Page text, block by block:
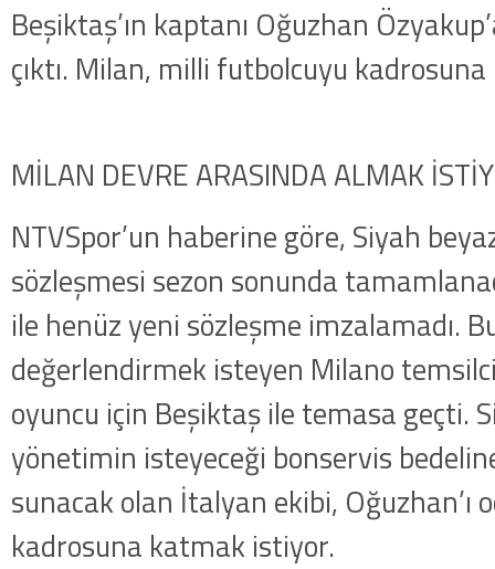
Beşiktaş’ın kaptanı Oğuzhan
çıktı. Milan, milli futbolcuyu
MİLAN DEVRE ARASINDA ALMAK
NTVSpor’un haberine göre, Siyah
sözleşmesi sezon sonunda
ile henüz yeni sözleşme imzalamadı.
değerlendirmek isteyen Milano
oyuncu için Beşiktaş ile temasa geçti.
yönetimin isteyeceği bonservis
sunacak olan İtalyan ekibi, Oğuzhan’ı
kadrosuna katmak istiyor.